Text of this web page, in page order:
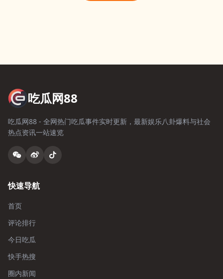
吃瓜网88
吃瓜网88 - 全网热门吃瓜事件实时更新，最新娱乐八卦爆料与社会
热点资讯一站速览
快速导航
首页
评论排行
今日吃瓜
快手热搜
圈内新闻